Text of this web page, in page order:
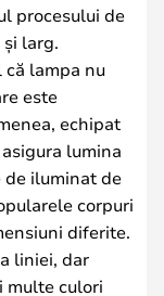
procesului de
larg.
lampa nu
este
echipat
lumina
iluminat de
corpuri
diferite.
liniei, dar
multe culori